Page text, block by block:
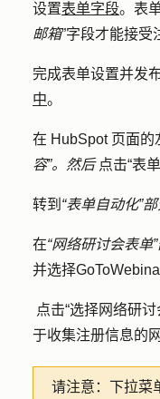
设置表单字段。表
邮箱”字段才能接受
完成表单设置并发布
中。
在 HubSpot 页面的
容”。然后 点击“表单
转到 “表单自动化”
在“网络研讨会表单
并选择
点击“选择网络研讨
于收集注册信息的
请注意：
下拉